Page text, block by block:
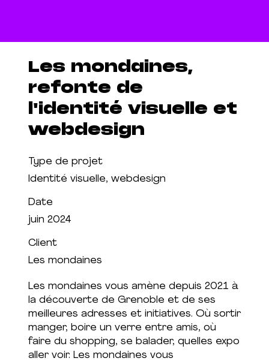
Les mondaines,
refonte de
l'identité visuelle et
webdesign
Type de projet
Identité visuelle, webdesign
Date
juin 2024
Client
Les mondaines
Les mondaines vous amène depuis 2021 à
la découverte de Grenoble et de ses
meilleures adresses et initiatives. Où sortir
manger, boire un verre entre amis, où
faire du shopping, se balader, quelles expo
aller voir. Les mondaines vous